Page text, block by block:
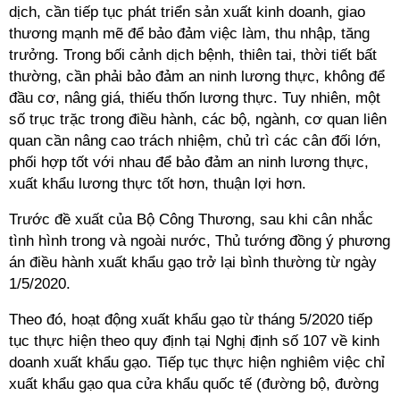
dịch, cần tiếp tục phát triển sản xuất kinh doanh, giao
thương mạnh mẽ để bảo đảm việc làm, thu nhập, tăng
trưởng. Trong bối cảnh dịch bệnh, thiên tai, thời tiết bất
thường, cần phải bảo đảm an ninh lương thực, không để
đầu cơ, nâng giá, thiếu thốn lương thực. Tuy nhiên, một
số trục trặc trong điều hành, các bộ, ngành, cơ quan liên
quan cần nâng cao trách nhiệm, chủ trì các cân đối lớn,
phối hợp tốt với nhau để bảo đảm an ninh lương thực,
xuất khẩu lương thực tốt hơn, thuận lợi hơn.
Trước đề xuất của Bộ Công Thương, sau khi cân nhắc
tình hình trong và ngoài nước, Thủ tướng đồng ý phương
án điều hành xuất khẩu gạo trở lại bình thường từ ngày
1/5/2020.
Theo đó, hoạt động xuất khẩu gạo từ tháng 5/2020 tiếp
tục thực hiện theo quy định tại Nghị định số 107 về kinh
doanh xuất khẩu gạo. Tiếp tục thực hiện nghiêm việc chỉ
xuất khẩu gạo qua cửa khẩu quốc tế (đường bộ, đường